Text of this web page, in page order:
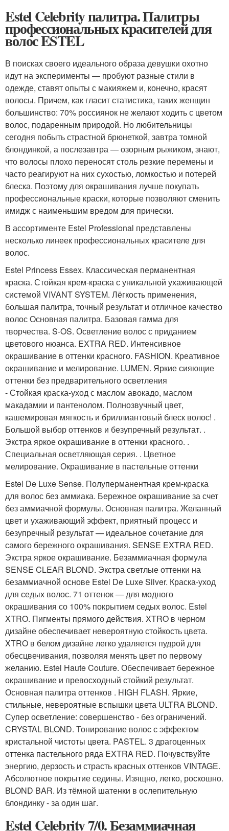
Estel Celebrity палитра. Палитры
профессиональных красителей для
волос ESTEL
В поисках своего идеального образа девушки охотно
идут на эксперименты — пробуют разные стили в
одежде, ставят опыты с макияжем и, конечно, красят
волосы. Причем, как гласит статистика, таких женщин
большинство: 70% россиянок не желают ходить с цветом
волос, подаренным природой. Но любительницы
сегодня побыть страстной брюнеткой, завтра томной
блондинкой, а послезавтра — озорным рыжиком, знают,
что волосы плохо переносят столь резкие перемены и
часто реагируют на них сухостью, ломкостью и потерей
блеска. Поэтому для окрашивания лучше покупать
профессиональные краски, которые позволяют сменить
имидж с наименьшим вредом для прически.
В ассортименте Estel Professional представлены
несколько линеек профессиональных красителе для
волос.
Estel Princess Essex. Классическая перманентная
краска. Стойкая крем-краска с уникальной ухаживающей
системой VIVANT SYSTEM. Лёгкость применения,
большая палитра, точный результат и отличное качество
волос Основная палитра. Базовая гамма для
творчества. S-OS. Осветление волос с приданием
цветового нюанса. EXTRA RED. Интенсивное
окрашивание в оттенки красного. FASHION. Креативное
окрашивание и мелирование. LUMEN. Яркие сияющие
оттенки без предварительного осветления
- Стойкая краска-уход с маслом авокадо, маслом
макадамии и пантенолом. Полнозвучный цвет,
кашемировая мягкость и бриллиантовый блеск волос! .
Большой выбор оттенков и безупречный результат. .
Экстра яркое окрашивание в оттенки красного. .
Специальная осветляющая серия. . Цветное
мелирование. Окрашивание в пастельные оттенки
Estel De Luxe Sense. Полуперманентная крем-краска
для волос без аммиака. Бережное окрашивание за счет
без аммиачной формулы. Основная палитра. Желанный
цвет и ухаживающий эффект, приятный процесс и
безупречный результат — идеальное сочетание для
самого бережного окрашивания. SENSE EXTRA RED.
Экстра яркое окрашивание. Безаммиачная формула
SENSE CLEAR BLOND. Экстра светлые оттенки на
безаммиачной основе Estel De Luxe Silver. Краска-уход
для седых волос. 71 оттенок — для модного
окрашивания со 100% покрытием седых волос. Estel
XTRO. Пигменты прямого действия. XTRO в черном
дизайне обеспечивает невероятную стойкость цвета.
XTRO в белом дизайне легко удаляется пудрой для
обесцвечивания, позволяя менять цвет по первому
желанию. Estel Haute Couture. Обеспечивает бережное
окрашивание и превосходный стойкий результат.
Основная палитра оттенков . HIGH FLASH. Яркие,
стильные, невероятные вспышки цвета ULTRA BLOND.
Супер осветление: совершенство - без ограничений.
CRYSTAL BLOND. Тонирование волос с эффектом
кристальной чистоты цвета. PASTEL. 3 драгоценных
оттенка пастельного ряда EXTRA RED. Почувствуйте
энергию, дерзость и страсть красных оттенков VINTAGE.
Абсолютное покрытие седины. Изящно, легко, роскошно.
BLOND BAR. Из тёмной шатенки в ослепительную
блондинку - за один шаг.
Estel Celebrity 7/0. Безаммиачная